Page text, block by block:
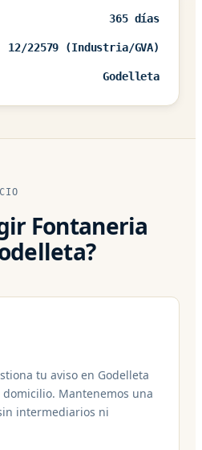
365 días
12/22579 (Industria/GVA)
Godelleta
Fontaneria
tu aviso en Godelleta
Mantenemos una
intermediarios ni